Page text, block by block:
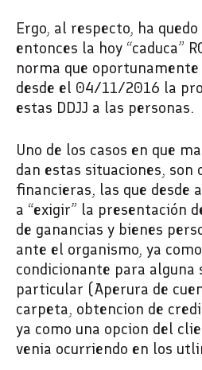
Ergo, al respecto, ha
entonces la hoy “caduca”
norma que
desde el 04/11/2016 la
estas DDJJ a las personas.
Uno de los casos en que
dan estas situaciones, son
financieras, las que desde
a “exigir” la presentación
de ganancias y bienes
ante el organismo, ya
condicionante para alguna
particular (Aperura de
carpeta, obtencion de
ya como una opcion del
venia ocurriendo en los